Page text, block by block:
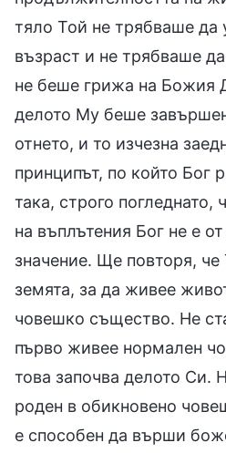
тяло Той не трябваше да
възраст и не трябваше
не беше грижа на Божия
делото Му беше
отнето, и то изчезна
принципът, по който Бог
така, строго погледнато,
на въплътения Бог не е
значение. Ще повторя, че
земята, за да живее
човешко същество. Не
първо живее нормален
това започва делото Си.
роден в обикновено
е способен да върши